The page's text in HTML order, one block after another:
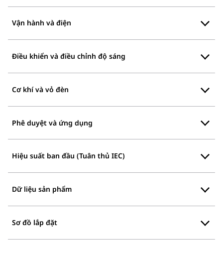
Vận hành và điện
Điều khiển và điều chỉnh độ sáng
Cơ khí và vỏ đèn
Phê duyệt và ứng dụng
Hiệu suất ban đầu (Tuân thủ IEC)
Dữ liệu sản phẩm
Sơ đồ lắp đặt